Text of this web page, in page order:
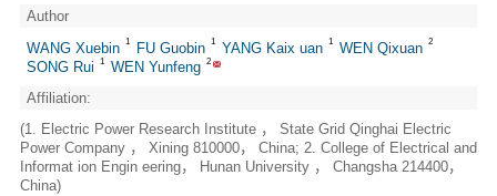
Author
WANG Xuebin 1 FU Guobin 1 YANG Kaix uan 1 WEN Qixuan 2
SONG Rui 1 WEN Yunfeng 2
Affiliation:
(1. Electric Power Research Institute ， State Grid Qinghai Electric
Power Company ， Xining 810000， China; 2. College of Electrical and
Informat ion Engin eering， Hunan University ， Changsha 214400，
China)